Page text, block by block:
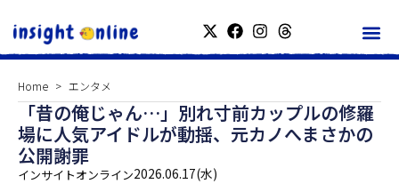
Home エンタメ
「昔の俺じゃん…」別れ寸前カップルの修羅
場に人気アイドルが動揺、元カノへまさかの
公開謝罪
インサイトオンライン2026.06.17(水)